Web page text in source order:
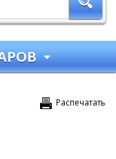
Распечатать